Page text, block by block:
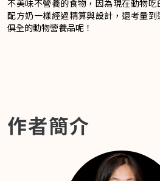
不美味不營養的食物，因為現在動物
配方奶一樣經過精算與設計，還考量
俱全的動物營養品呢！
作者簡介